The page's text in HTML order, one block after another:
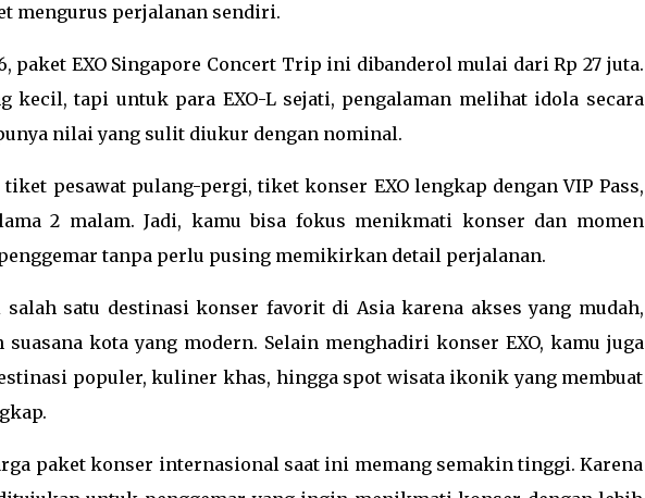
mengurus perjalanan sendiri.
paket EXO Singapore Concert Trip ini dibanderol mulai dari Rp 27 juta.
kecil, tapi untuk para EXO-L sejati, pengalaman melihat idola secara
nilai yang sulit diukur dengan nominal.
pesawat pulang-pergi, tiket konser EXO lengkap dengan VIP Pass,
2 malam. Jadi, kamu bisa fokus menikmati konser dan momen
tanpa perlu pusing memikirkan detail perjalanan.
satu destinasi konser favorit di Asia karena akses yang mudah,
kota yang modern. Selain menghadiri konser EXO, kamu juga
populer, kuliner khas, hingga spot wisata ikonik yang membuat
paket konser internasional saat ini memang semakin tinggi. Karena